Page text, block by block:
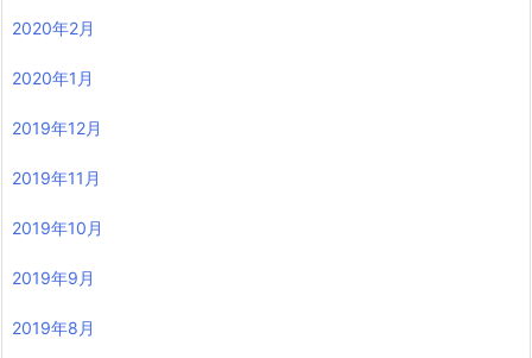
2020年2月
2020年1月
2019年12月
2019年11月
2019年10月
2019年9月
2019年8月